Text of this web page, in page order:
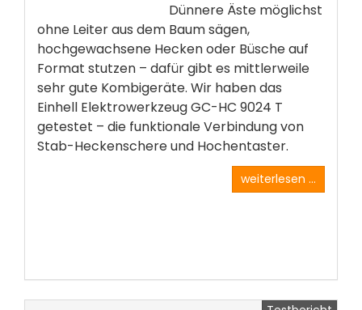
Dünnere Äste möglichst
ohne Leiter aus dem Baum sägen,
hochgewachsene Hecken oder Büsche auf
Format­ stutzen – dafür gibt es mittlerweile
sehr gute Kombigeräte. Wir haben das
Einhell Elektrowerkzeug GC-HC 9024 T
getestet – die funktionale Verbindung von
Stab-Heckenschere und Hochentaster.
weiterlesen ...